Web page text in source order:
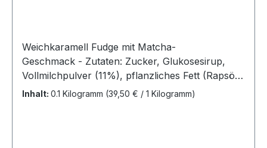
Weichkaramell Fudge mit Matcha-
Geschmack - Zutaten: Zucker, Glukosesirup,
Vollmilchpulver (11%), pflanzliches Fett (Rapsöl,
vollständig gehärtetes Rapsöl), Matcha Tee (0,8
Inhalt: 0.1 Kilogramm (39,50 € / 1 Kilogramm)